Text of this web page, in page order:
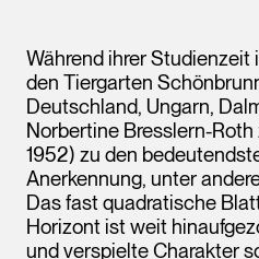
Während ihrer Studienzeit
den Tiergarten
Deutschland, Ungarn,
Norbertine Bresslern-Roth
1952) zu den
Anerkennung, unter
Das fast quadratische
Horizont ist weit
und verspielte Charakter